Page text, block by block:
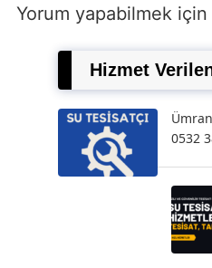
Yorum yapabilmek için
Hizmet
0532